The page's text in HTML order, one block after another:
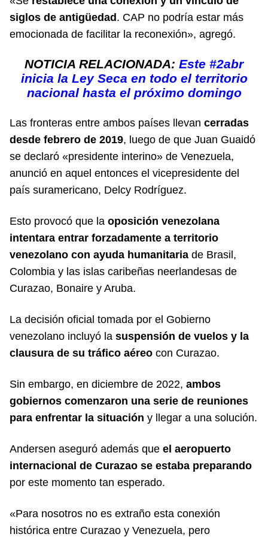
siglos de antigüedad. CAP no podría estar más
emocionada de facilitar la reconexión», agregó.
NOTICIA RELACIONADA: Este #2abr
inicia la Ley Seca en todo el territorio
nacional hasta el próximo domingo
Las fronteras entre ambos países llevan cerradas
desde febrero de 2019, luego de que Juan Guaidó
se declaró «presidente interino» de Venezuela,
anunció en aquel entonces el vicepresidente del
país suramericano, Delcy Rodríguez.
Esto provocó que la oposición venezolana
intentara entrar forzadamente a territorio
venezolano con ayuda humanitaria de Brasil,
Colombia y las islas caribeñas neerlandesas de
Curazao, Bonaire y Aruba.
La decisión oficial tomada por el Gobierno
venezolano incluyó la suspensión de vuelos y la
clausura de su tráfico aéreo con Curazao.
Sin embargo, en diciembre de 2022, ambos
gobiernos comenzaron una serie de reuniones
para enfrentar la situación y llegar a una solución.
Andersen aseguró además que el aeropuerto
internacional de Curazao se estaba preparando
por este momento tan esperado.
«Para nosotros no es extraño esta conexión
histórica entre Curazao y Venezuela, pero